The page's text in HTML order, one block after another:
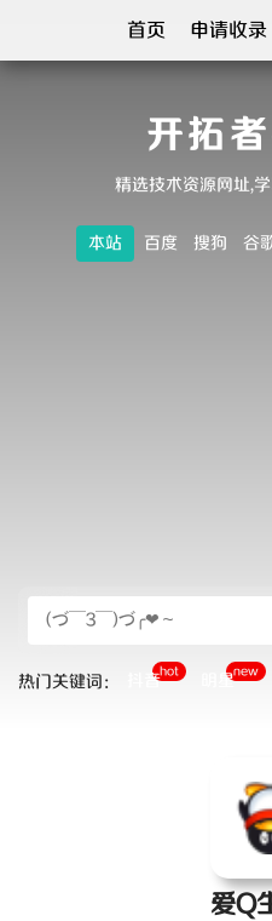
首页 申请收录
开拓
精选技术资源网址,
本站 百度 搜狗 谷
热门关键词： 抖音hot 明星new
爱Q